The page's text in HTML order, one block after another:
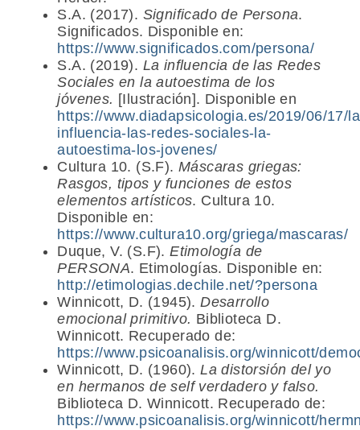
S.A. (2017). Significado de Persona.
Significados. Disponible en:
https://www.significados.com/persona/
S.A. (2019). La influencia de las Redes
Sociales en la autoestima de los
jóvenes. [Ilustración]. Disponible en
https://www.diadapsicologia.es/2019/06/17/
influencia-las-redes-sociales-la-
autoestima-los-jovenes/
Cultura 10. (S.F). Máscaras griegas:
Rasgos, tipos y funciones de estos
elementos artísticos. Cultura 10.
Disponible en:
https://www.cultura10.org/griega/mascaras/
Duque, V. (S.F).Etimología de
PERSONA. Etimologías. Disponible en:
http://etimologias.dechile.net/?persona
Winnicott, D. (1945).Desarrollo
emocional primitivo. Biblioteca D.
Winnicott. Recuperado de:
https://www.psicoanalisis.org/winnicott/
Winnicott, D. (1960).La distorsión del yo
en hermanos de self verdadero y falso.
Biblioteca D. Winnicott. Recuperado de:
https://www.psicoanalisis.org/winnicott/